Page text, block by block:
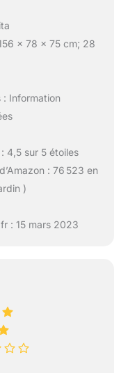
x 78 x 75 cm; 28
Information
4,5 sur 5 étoiles
: 76 523 en
)
: 15 mars 2023